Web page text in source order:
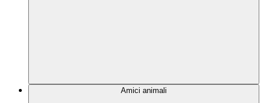
Amici animali